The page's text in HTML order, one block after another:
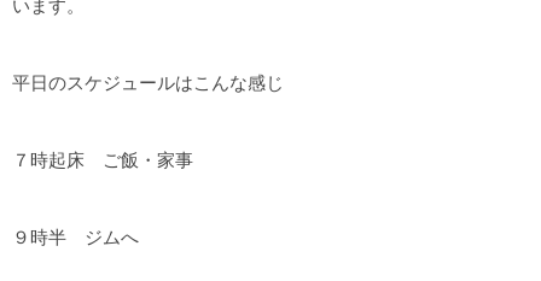
います。
平日のスケジュールはこんな感じ
７時起床 ご飯・家事
９時半 ジムへ